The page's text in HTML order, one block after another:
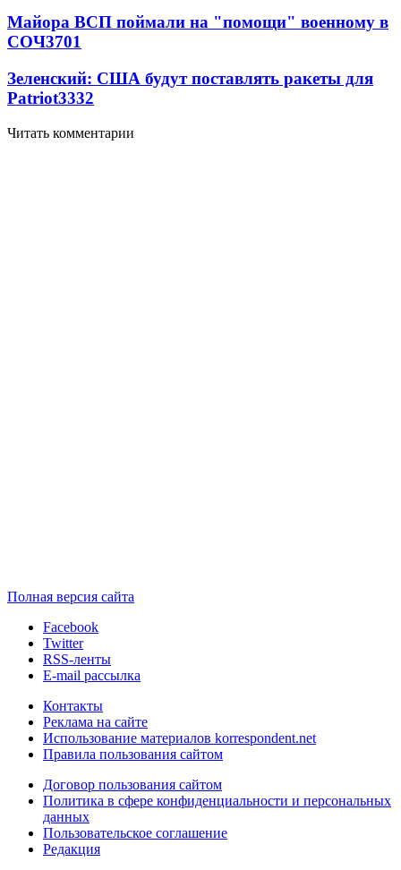
Майора ВСП поймали на "помощи" военному в
СОЧ3701
Зеленский: США будут поставлять ракеты для
Patriot3332
Читать комментарии
Полная версия сайта
Facebook
Twitter
RSS-ленты
E-mail рассылка
Контакты
Реклама на сайте
Использование материалов korrespondent.net
Правила пользования сайтом
Договор пользования сайтом
Политика в сфере конфиденциальности и персональных
данных
Пользовательское соглашение
Редакция